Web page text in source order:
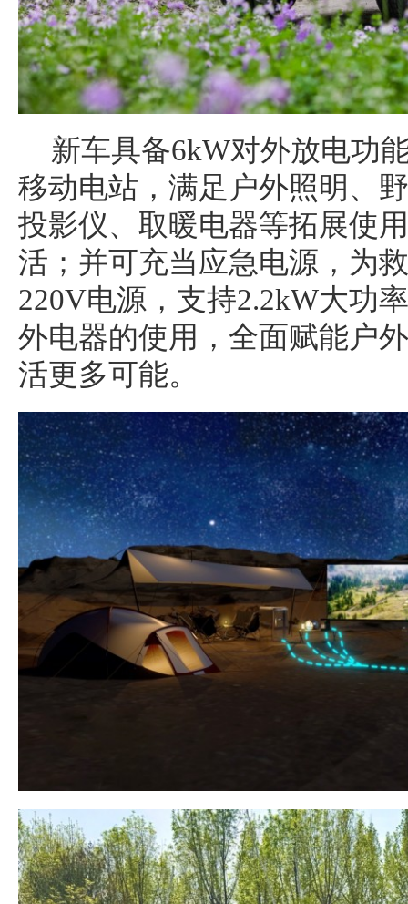
新车具备6kW对外放电功
移动电站，满足户外照明、
投影仪、取暖电器等拓展使
活；并可充当应急电源，为
220V电源，支持2.2kW大功
外电器的使用，全面赋能户
活更多可能。